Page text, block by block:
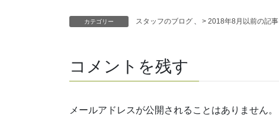
カテゴリー スタッフのブログ 、 > 2018年8月以前の記事
コメントを残す
メールアドレスが公開されることはありません。